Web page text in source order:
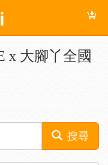
x 大腳丫全國
搜尋